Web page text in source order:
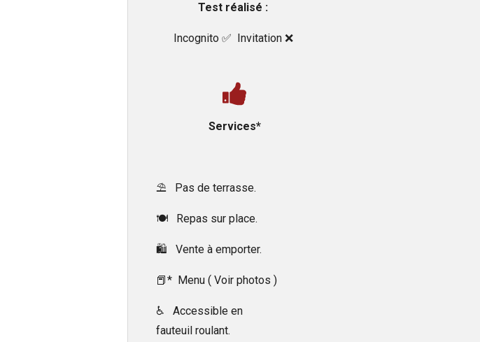
Test réalisé :
Incognito ✅️ Invitation ❌️
Services*
⛱️ Pas de terrasse.
🍽 Repas sur place.
🛍 Vente à emporter.
📕* Menu ( Voir photos )
♿ Accessible en
fauteuil roulant.